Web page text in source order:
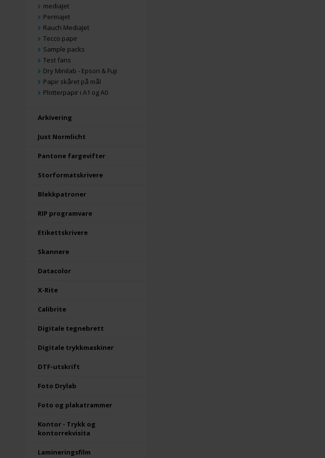
mediaJet
Permajet
Rauch MediaJet
Tecco papir
Sample packs
Test fans
Dry Minilab - Epson & Fuji
Papir skåret på mål
Plotterpapir i A1 og A0
Arkivering
Just Normlicht
Pantone fargevifter
Storformatskrivere
Blekkpatroner
RIP programvare
Etikettskrivere
Skannere
Datacolor
X-Rite
Calibrite
Digitale tegnebrett
Digitale trykkmaskiner
DTF-utskrift
Foto Drylab
Foto og plakatrammer
Kontor - Trykk og
kontorrekvisita
Lamineringsfilm